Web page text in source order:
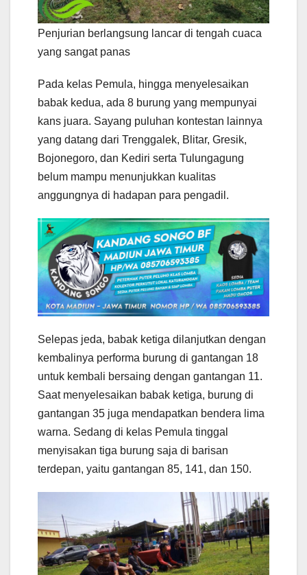
Penjurian berlangsung lancar di tengah cuaca
yang sangat panas
Pada kelas Pemula, hingga menyelesaikan
babak kedua, ada 8 burung yang mempunyai
kans juara. Sayang puluhan kontestan lainnya
yang datang dari Trenggalek, Blitar, Gresik,
Bojonegoro, dan Kediri serta Tulungagung
belum mampu menunjukkan kualitas
anggungnya di hadapan para pengadil.
Selepas jeda, babak ketiga dilanjutkan dengan
kembalinya performa burung di gantangan 18
untuk kembali bersaing dengan gantangan 11.
Saat menyelesaikan babak ketiga, burung di
gantangan 35 juga mendapatkan bendera lima
warna. Sedang di kelas Pemula tinggal
menyisakan tiga burung saja di barisan
terdepan, yaitu gantangan 85, 141, dan 150.